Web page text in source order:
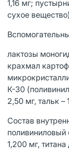
1,16 мг;
сухое
лактозы
крахмал
К-30
2,50 мг, тальк –
Состав
поливиниловый
1,200 мг,